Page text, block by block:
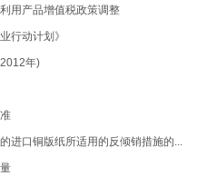
用产品增值税政策调整
行动计划》
年)
进口铜版纸所适用的反倾销措施的...